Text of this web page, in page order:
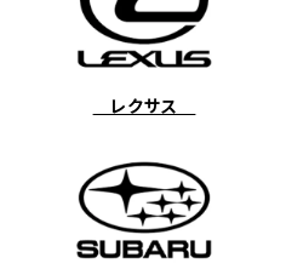
レクサス